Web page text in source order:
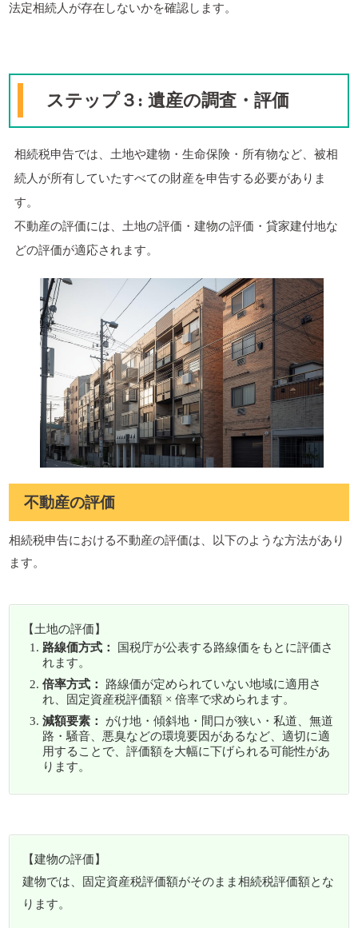
法定相続人が存在しないかを確認します。
ステップ３: 遺産の調査・評価
相続税申告では、土地や建物・生命保険・所有物など、被相
続人が所有していたすべての財産を申告する必要がありま
す。
不動産の評価には、土地の評価・建物の評価・貸家建付地な
どの評価が適応されます。
不動産の評価
相続税申告における不動産の評価は、以下のような方法があり
ます。
【土地の評価】
路線価方式：
国税庁が公表する路線価をもとに評価さ
れます。
倍率方式：
路線価が定められていない地域に適用さ
れ、固定資産税評価額 × 倍率で求められます。
減額要素：
がけ地・傾斜地・間口が狭い・私道、無道
路・騒音、悪臭などの環境要因があるなど、適切に適
用することで、評価額を大幅に下げられる可能性があ
ります。
【建物の評価】
建物では、固定資産税評価額がそのまま相続税評価額とな
ります。